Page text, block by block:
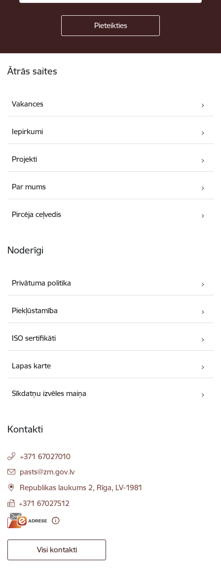
Ātrās saites
Vakances
Iepirkumi
Projekti
Par mums
Pircēja ceļvedis
Noderīgi
Privātuma politika
Piekļūstamība
ISO sertifikāti
Lapas karte
Sīkdatņu izvēles maiņa
Kontakti
+371 67027010
E-pasts:
pasts@zm.gov.lv
Republikas laukums 2, Rīga, LV-1981
+371 67027512
Visi kontakti